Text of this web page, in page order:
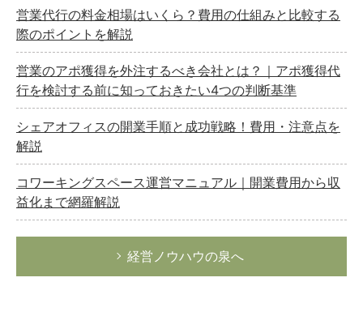
営業代行の料金相場はいくら？費用の仕組みと比較する
際のポイントを解説
営業のアポ獲得を外注するべき会社とは？｜アポ獲得代
行を検討する前に知っておきたい4つの判断基準
シェアオフィスの開業手順と成功戦略！費用・注意点を
解説
コワーキングスペース運営マニュアル｜開業費用から収
益化まで網羅解説
経営ノウハウの泉へ